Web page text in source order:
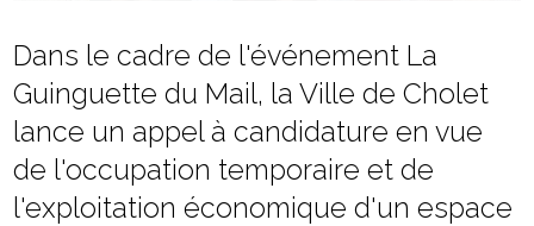
Dans le cadre de l'événement La
Guinguette du Mail, la Ville de Cholet
lance un appel à candidature en vue
de l'occupation temporaire et de
l'exploitation économique d'un espace